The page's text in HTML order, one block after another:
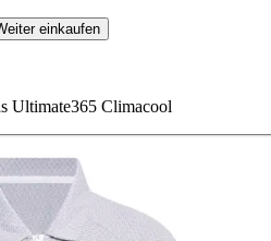
einkaufen
Ultimate365 Climacool